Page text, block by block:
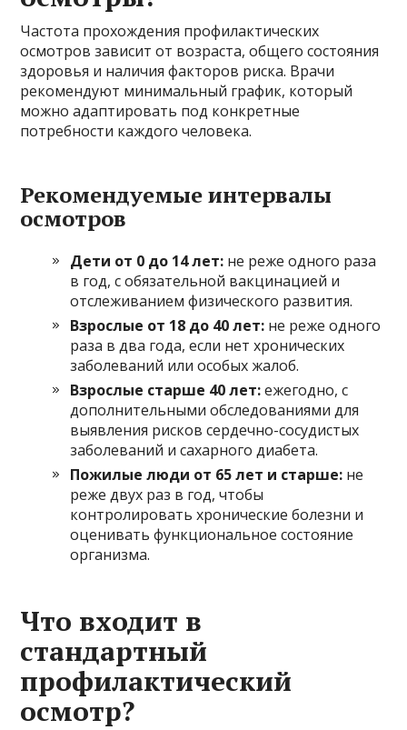
Частота прохождения профилактических
осмотров зависит от возраста, общего состояния
здоровья и наличия факторов риска. Врачи
рекомендуют минимальный график, который
можно адаптировать под конкретные
потребности каждого человека.
Рекомендуемые интервалы
осмотров
Дети от 0 до 14 лет: не реже одного раза
в год, с обязательной вакцинацией и
отслеживанием физического развития.
Взрослые от 18 до 40 лет: не реже одного
раза в два года, если нет хронических
заболеваний или особых жалоб.
Взрослые старше 40 лет:ежегодно, с
дополнительными обследованиями для
выявления рисков сердечно-сосудистых
заболеваний и сахарного диабета.
Пожилые люди от 65 лет и старше: не
реже двух раз в год, чтобы
контролировать хронические болезни и
оценивать функциональное состояние
организма.
Что входит в
стандартный
профилактический
осмотр?